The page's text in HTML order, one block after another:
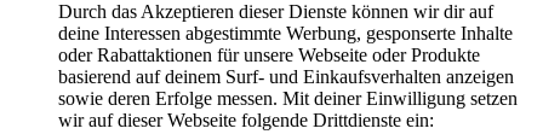
Durch das Akzeptieren dieser Dienste können wir dir auf
deine Interessen abgestimmte Werbung, gesponserte Inhalte
oder Rabattaktionen für unsere Webseite oder Produkte
basierend auf deinem Surf- und Einkaufsverhalten anzeigen
sowie deren Erfolge messen. Mit deiner Einwilligung setzen
wir auf dieser Webseite folgende Drittdienste ein: